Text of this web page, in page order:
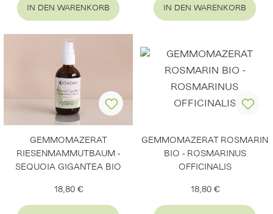
IN DEN WARENKORB IN DEN WARENKORB
GEMMOMAZERAT
RIESENMAMMUTBAUM -
SEQUOIA GIGANTEA BIO
Regulärer Preis:
18,80 €
GEMMOMAZERAT ROSMARIN
BIO - ROSMARINUS
OFFICINALIS
Regulärer Preis:
18,80 €